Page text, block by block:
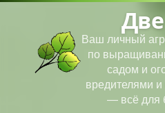
Перейти
Ваш личный
по
садом и
вредителями
— всё для